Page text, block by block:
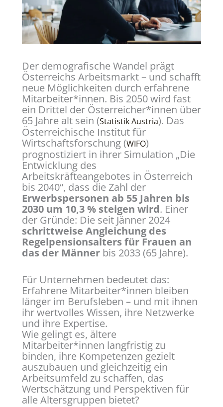
Der demografische Wandel prägt
Österreichs Arbeitsmarkt – und schafft
neue Möglichkeiten durch erfahrene
Mitarbeiter*innen. Bis 2050 wird fast
ein Drittel der Österreicher*innen über
65 Jahre alt sein (Statistik Austria). Das
Österreichische Institut für
Wirtschaftsforschung (WIFO)
prognostiziert in ihrer Simulation „Die
Entwicklung des
Arbeitskräfteangebotes in Österreich
bis 2040“, dass die Zahl der
Erwerbspersonen ab 55 Jahren bis
2030 um 10,3 % steigen wird. Einer
der Gründe: Die seit Jänner 2024
schrittweise Angleichung des
Regelpensionsalters für Frauen an
das der Männerbis 2033 (65 Jahre).
Für Unternehmen bedeutet das:
Erfahrene Mitarbeiter*innen bleiben
länger im Berufsleben – und mit ihnen
ihr wertvolles Wissen, ihre Netzwerke
und ihre Expertise.
Wie gelingt es, ältere
Mitarbeiter*innen langfristig zu
binden, ihre Kompetenzen gezielt
auszubauen und gleichzeitig ein
Arbeitsumfeld zu schaffen, das
Wertschätzung und Perspektiven für
alle Altersgruppen bietet?